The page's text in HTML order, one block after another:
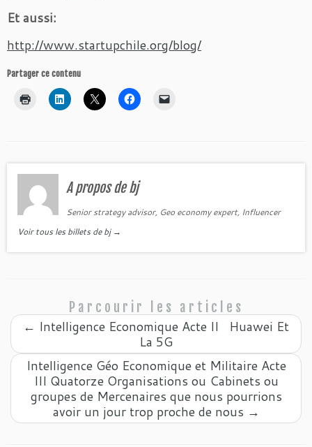
Etaussi:
http://www.startupchile.org/blog/
Partager ce contenu
A propos de bj
Senior strategy advisor, Geo economy expert, Influencer
Voir tous les billets de bj →
Parcourir les articles
← Intelligence Economique Acte II Huawei Et
La 5G
Intelligence Géo Economique et Militaire Acte
III Quatorze Organisations ou Cabinets ou
groupes de Mercenaires que nous pourrions
avoir un jour trop proche de nous →